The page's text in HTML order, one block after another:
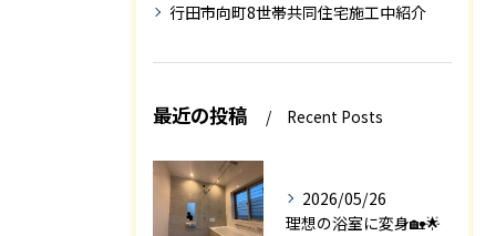
行田市向町8世帯共同住宅施工中紹介
最近の投稿 Recent Posts
2026/05/26
理想の浴室に変身🏡🌟